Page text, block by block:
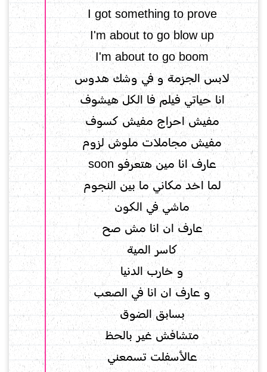
I got something to prove
I'm about to go blow up
I'm about to go boom
لابس الجزمة و في وشك هدوس
انا حياتي فيلم فا الكل هيشوف
مفيش احراج مفيش كسوف
مفيش مجاملات ملوش لزوم
عارف انا مين هتعرفو soon
لما اخد مكاني ما بين النجوم
ماشي في الكون
عارف ان انا مش صح
كاسر المية
و خارب الدنيا
و عارف ان انا في الصعب
بسابق الضوق
متشافش غير بالحظ
عالأسفلت تسمعني